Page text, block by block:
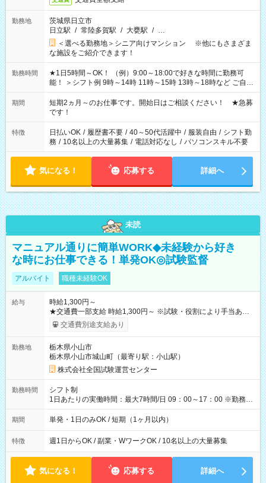
勤務地
茨城県日立市
日立駅 / 常陸多賀駅 / 大甕駅 / …
＜選べる勤務地＞シニア向けマンション ※他にもさまざま
な施設をご紹介できます！
勤務時間
★1日5時間～OK！ （例）9:00～18:00で好きな時間に勤務可
能！ ＞シフト例 9時～14時 11時～15時 13時～18時など ご自身
のご都合に合わせて勤務時間をご相談ください！ ★家庭の都合
でお休みや時間の調整が必要な場合も遠慮なくご相談くださ
い。
期間
短期2ヵ月～のお仕事です。開始日はご相談ください！ ★急募
です！
特徴 日払いOK / 履歴書不要 / 40～50代活躍中 / 服装自由 / シフト勤
務 / 10名以上の大量募集 / 電話対応なし / パソコンスキル不要
気になる！ 応募する 詳細へ
未読
マニュアル通りに簡単WORK◆未経験から好き
な時にお仕事できる！単発OK◎試験監督
アルバイト 職種未経験OK
給与
時給1,300円～
★交通費一部支給 時給1,300円～ ※試験・役割により手当あり
※勤務回数により昇給あり 【即給（前払い）オプションあ
り！】 希望される場合、勤務から1週間ほどで給与の一部を受け
例】 ・河合塾模擬試験 8:30～17:30（休憩1時間） 時給1,300円
×8時間＝日収10,400円＋交通費 ※当日の役割により時給＋100
円の場合あり ・国家試験 7:00～13:30（休憩なし） 時給1,300
円（役割手当＋100円）×6時間＝日収8,400円＋交通費 【試用期
間】試用期間なし
交通費別途支給あり
勤務地
栃木県小山市
栃木県小山市城山町（最寄り駅：小山駅）
株式会社全国試験運営センター
勤務時間
シフト制
1日あたりの実働時間：最大7時間/日 09：00～17：00 ※勤務時
間は 試験により異なります。
期間 単発・1日のみOK / 短期（1ヶ月以内）
特徴 週1日からOK / 副業・WワークOK / 10名以上の大量募集
気になる！ 応募する 詳細へ